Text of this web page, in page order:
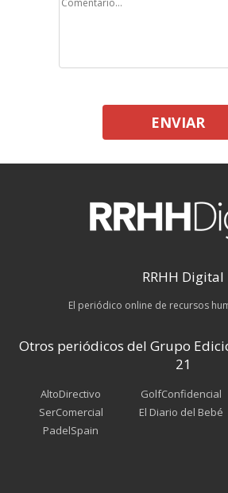
ENVIAR
RRHH Digital
El periódico online de recursos
Otros periódicos del Grupo
21
AltoDirectivo
SerComercial
PadelSpain
GolfConfidencial
El Diario del Bebé